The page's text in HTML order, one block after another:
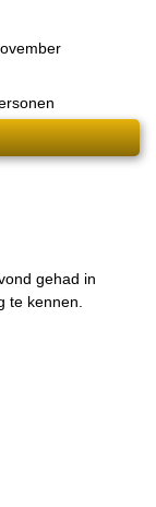
gehad in
te kennen.